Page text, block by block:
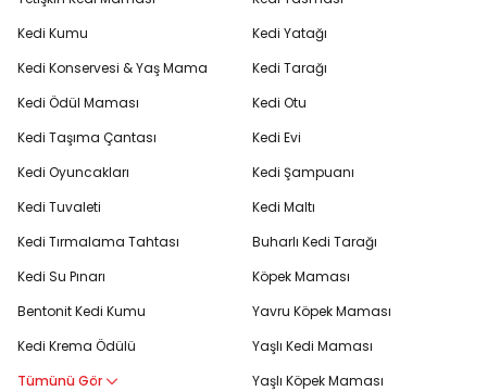
Kedi Kumu
Kedi Konservesi & Yaş Mama
Kedi Ödül Maması
Kedi Taşıma Çantası
Kedi Oyuncakları
Kedi Tuvaleti
Kedi Tırmalama Tahtası
Kedi Su Pınarı
Bentonit Kedi Kumu
Kedi Krema Ödülü
Tümünü Gör
Kedi Yatağı
Kedi Tarağı
Kedi Otu
Kedi Evi
Kedi Şampuanı
Kedi Maltı
Buharlı Kedi Tarağı
Köpek Maması
Yavru Köpek Maması
Yaşlı Kedi Maması
Yaşlı Köpek Maması